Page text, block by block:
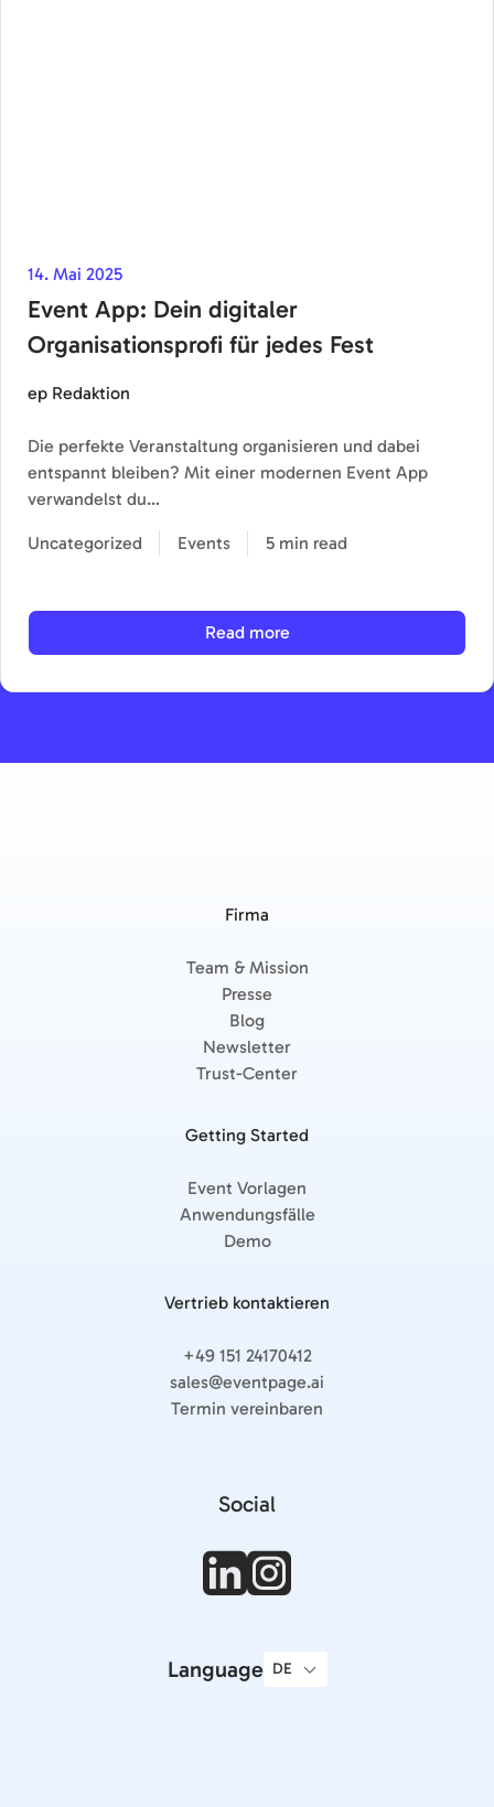
14. Mai 2025
Event App: Dein digitaler
Organisationsprofi für jedes Fest
ep Redaktion
Die perfekte Veranstaltung organisieren und dabei
entspannt bleiben? Mit einer modernen Event App
verwandelst du…
Uncategorized Events 5 min read
Read more
Firma
Team & Mission
Presse
Blog
Newsletter
Trust-Center
Getting Started
Event Vorlagen
Anwendungsfälle
Demo
Vertrieb kontaktieren
+49 151 24170412
sales@eventpage.ai
Termin vereinbaren
Social
Language